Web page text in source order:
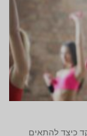
כיצד להתאים